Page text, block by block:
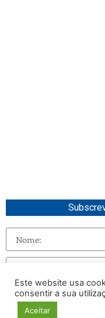
Este website usa
consentir a sua
Aceitar